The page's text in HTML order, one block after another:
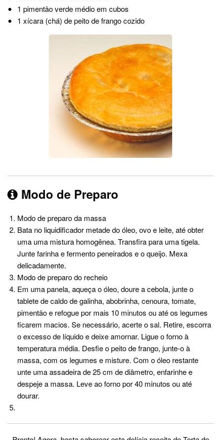
1 pimentão verde médio em cubos
1 xícara (chá) de peito de frango cozido
Modo de Preparo
Modo de preparo da massa
Bata no liquidificador metade do óleo, ovo e leite, até obter
uma uma mistura homogênea. Transfira para uma tigela.
Junte farinha e fermento peneirados e o queijo. Mexa
delicadamente.
Modo de preparo do recheio
Em uma panela, aqueça o óleo, doure a cebola, junte o
tablete de caldo de galinha, abobrinha, cenoura, tomate,
pimentão e refogue por mais 10 minutos ou até os legumes
ficarem macios. Se necessário, acerte o sal. Retire, escorra
o excesso de líquido e deixe amornar. Ligue o forno à
temperatura média. Desfie o peito de frango, junte-o à
massa, com os legumes e misture. Com o óleo restante
unte uma assadeira de 25 cm de diâmetro, enfarinhe e
despeje a massa. Leve ao forno por 40 minutos ou até
dourar.